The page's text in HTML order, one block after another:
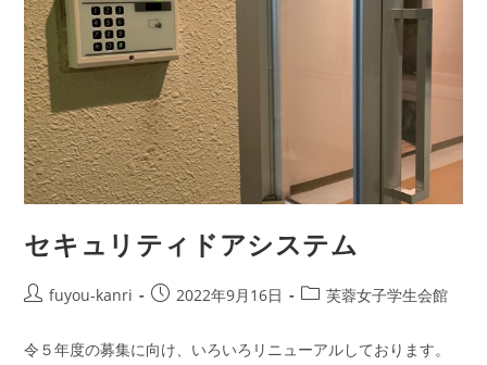
セキュリティドアシステム
fuyou-kanri 2022年9月16日 芙蓉女子学生会館
令５年度の募集に向け、いろいろリニューアルしております。